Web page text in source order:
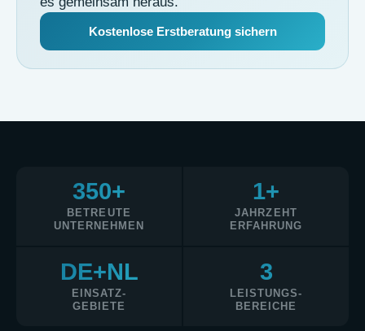
Kostenlose Erstberatung sichern
350+
BETREUTE
UNTERNEHMEN
1+
JAHRZEHT
ERFAHRUNG
DE+NL
EINSATZ-
GEBIETE
3
LEISTUNGS-
BEREICHE